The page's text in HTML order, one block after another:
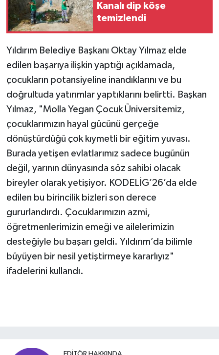
Kanalı dip köşe
temizlendi
Yıldırım Belediye Başkanı Oktay Yılmaz elde
edilen başarıya ilişkin yaptığı açıklamada,
çocukların potansiyeline inandıklarını ve bu
doğrultuda yatırımlar yaptıklarını belirtti. Başkan
Yılmaz, "Molla Yegan Çocuk Üniversitemiz,
çocuklarımızın hayal gücünü gerçeğe
dönüştürdüğü çok kıymetli bir eğitim yuvası.
Burada yetişen evlatlarımız sadece bugünün
değil, yarının dünyasında söz sahibi olacak
bireyler olarak yetişiyor. KODELİG’26’da elde
edilen bu birincilik bizleri son derece
gururlandırdı. Çocuklarımızın azmi,
öğretmenlerimizin emeği ve ailelerimizin
desteğiyle bu başarı geldi. Yıldırım’da bilimle
büyüyen bir nesil yetiştirmeye kararlıyız"
ifadelerini kullandı.